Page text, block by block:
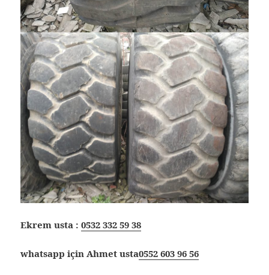
Ekrem usta :0532 332 59 38
whatsapp için Ahmet usta0552 603 96 56